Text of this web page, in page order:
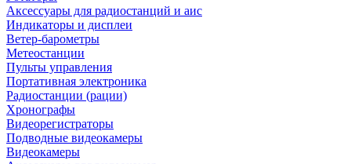
Аксессуары для радиостанций и аис
Индикаторы и дисплеи
Ветер-барометры
Метеостанции
Пульты управления
Портативная электроника
Радиостанции (рации)
Хронографы
Видеорегистраторы
Подводные видеокамеры
Видеокамеры